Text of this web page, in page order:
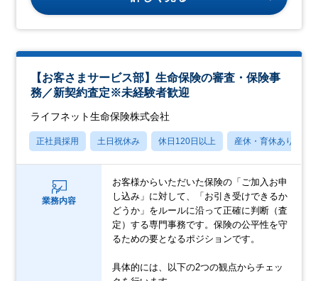
【お客さまサービス部】生命保険の審査・保険事
務／新契約査定※未経験者歓迎
ライフネット生命保険株式会社
正社員採用 土日祝休み 休日120日以上 産休・育休あり
業務内容
お客様からいただいた保険の「ご加入お申
し込み」に対して、「お引き受けできるか
どうか」をルールに沿って正確に判断（査
定）する専門事務です。保険の公平性を守
るための要となるポジションです。
具体的には、以下の2つの観点からチェッ